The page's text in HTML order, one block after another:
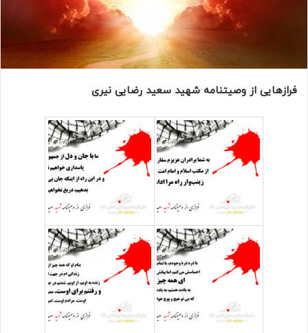
فرازهایی از وصیتنامه شهید سعید رضایی نیری